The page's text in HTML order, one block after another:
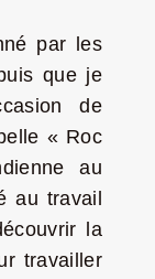
par les
que je
de
« Roc
au
au travail
la
travailler